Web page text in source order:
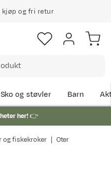
kjøp og fri retur
Sko og støvler Barn
her!👉
og fiskekroker Oter